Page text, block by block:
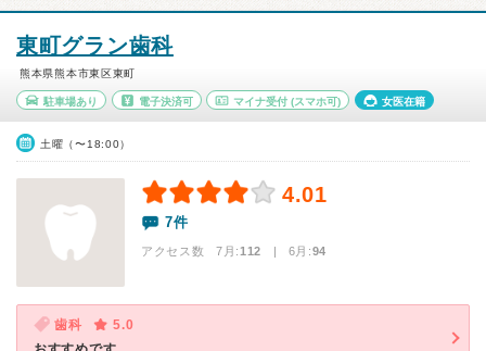
東町グラン歯科
熊本県熊本市東区東町
駐車場あり 電子決済可 マイナ受付 (スマホ可) 女医在籍
土曜（〜18:00）
4.01
7件
アクセス数 7月:112 | 6月:94
歯科
5.0